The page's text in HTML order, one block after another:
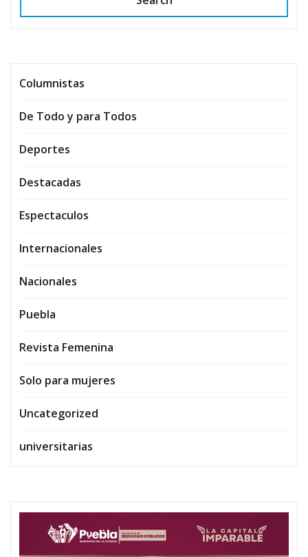
Columnistas
De Todo y para Todos
Deportes
Destacadas
Espectaculos
Internacionales
Nacionales
Puebla
Revista Femenina
Solo para mujeres
Uncategorized
universitarias